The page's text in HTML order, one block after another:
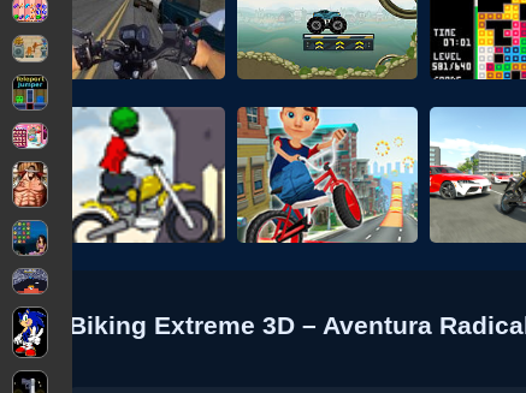
Biking Extreme 3D – Aventura